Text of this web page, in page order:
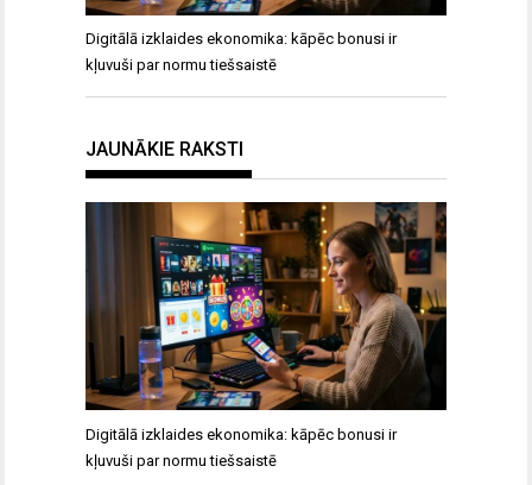
Digitālā izklaides ekonomika: kāpēc bonusi ir
kļuvuši par normu tiešsaistē
JAUNĀKIE RAKSTI
Digitālā izklaides ekonomika: kāpēc bonusi ir
kļuvuši par normu tiešsaistē